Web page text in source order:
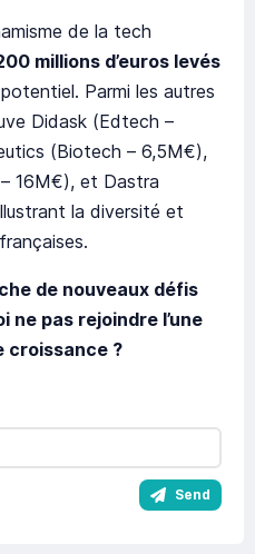
de la tech
millions d’euros levés
Parmi les autres
Didask (Edtech –
(Biotech – 6,5M€),
16M€), et Dastra
la diversité et
de nouveaux défis
ne pas rejoindre l’une
croissance ?
Send